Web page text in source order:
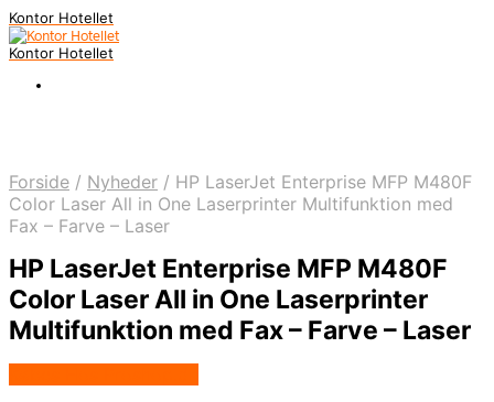
Kontor Hotellet
Kontor Hotellet
Forside / Nyheder / HP LaserJet Enterprise MFP M480F
Color Laser All in One Laserprinter Multifunktion med
Fax – Farve – Laser
HP LaserJet Enterprise MFP M480F
Color Laser All in One Laserprinter
Multifunktion med Fax – Farve – Laser